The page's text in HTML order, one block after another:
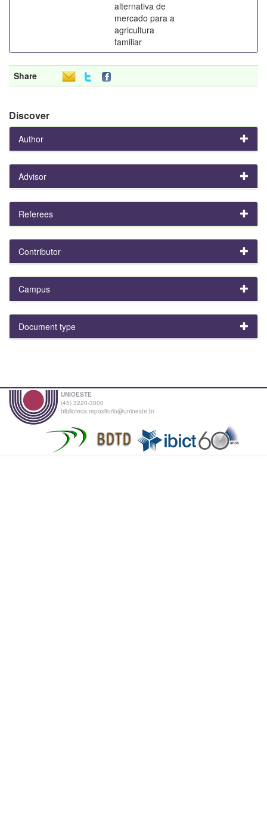
alternativa de
mercado para a
agricultura
familiar
Share
Discover
Author
Advisor
Referees
Contributor
Campus
Document type
UNIOESTE
(45) 3220-3000
biblioteca.repositorio@unioeste.br